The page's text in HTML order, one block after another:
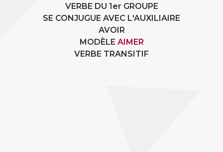
VERBE DU 1er GROUPE
SE CONJUGUE AVEC L'AUXILIAIRE
AVOIR
MODÈLE AIMER
VERBE TRANSITIF